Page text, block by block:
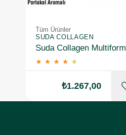
Tüm Ürünler
SUDA COLLAGEN
★ ★ ★ ★ ★
₺1.267,00